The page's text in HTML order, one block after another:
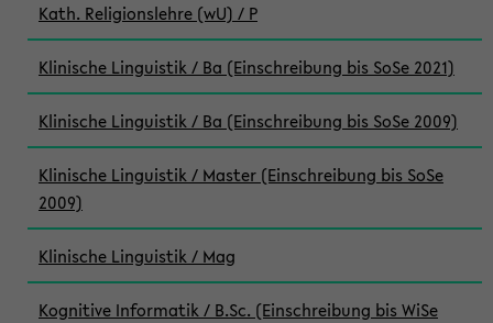
Kath. Religionslehre (wU) / P
Klinische Linguistik / Ba (Einschreibung bis SoSe 2021)
Klinische Linguistik / Ba (Einschreibung bis SoSe 2009)
Klinische Linguistik / Master (Einschreibung bis SoSe
2009)
Klinische Linguistik / Mag
Kognitive Informatik / B.Sc. (Einschreibung bis WiSe